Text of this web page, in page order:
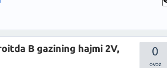
0
B gazining hajmi 2V,